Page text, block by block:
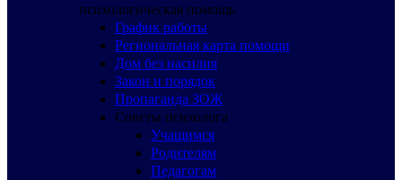
психологическая помощь
График работы
Региональная карта помощи
Дом без насилия
Закон и порядок
Пропаганда ЗОЖ
Советы психолога
Учащимся
Родителям
Педагогам